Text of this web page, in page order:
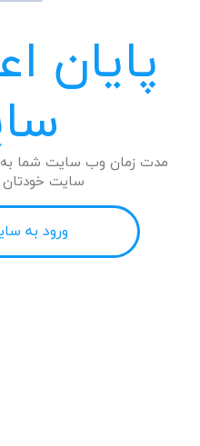
پایان
مدت زمان وب سایت شما به
سایت خودتان
ورود به